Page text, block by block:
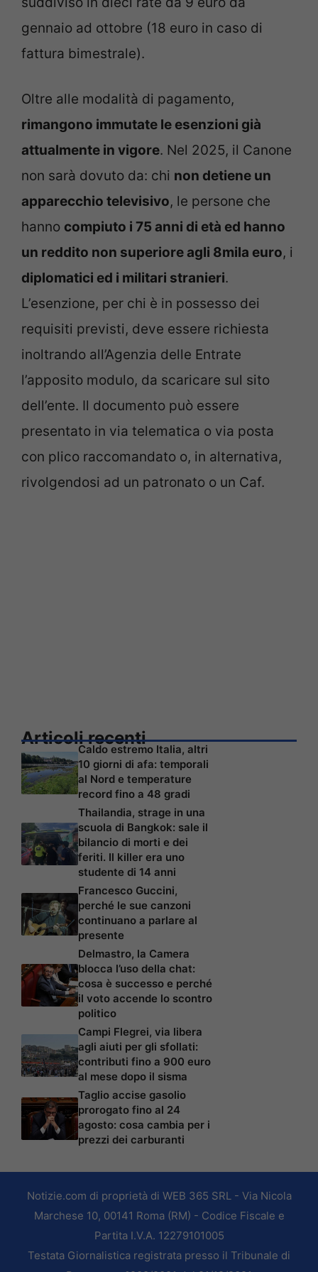
gennaio ad ottobre (18 euro in caso di
fattura bimestrale).
Oltre alle modalità di pagamento,
rimangono immutate le esenzioni già
attualmente in vigore. Nel 2025, il Canone
non sarà dovuto da: chi non detiene un
apparecchio televisivo, le persone che
hanno compiuto i 75 anni di età ed hanno
un reddito non superiore agli 8mila euro, i
diplomatici ed i militari stranieri.
L’esenzione, per chi è in possesso dei
requisiti previsti, deve essere richiesta
inoltrando all’Agenzia delle Entrate
l’apposito modulo, da scaricare sul sito
dell’ente. Il documento può essere
presentato in via telematica o via posta
con plico raccomandato o, in alternativa,
rivolgendosi ad un patronato o un Caf.
Articoli recenti
Caldo estremo Italia, altri
10 giorni di afa: temporali
al Nord e temperature
record fino a 48 gradi
Thailandia, strage in una
scuola di Bangkok: sale il
bilancio di morti e dei
feriti. Il killer era uno
studente di 14 anni
Francesco Guccini,
perché le sue canzoni
continuano a parlare al
presente
Delmastro, la Camera
blocca l’uso della chat:
cosa è successo e perché
il voto accende lo scontro
politico
Campi Flegrei, via libera
agli aiuti per gli sfollati:
contributi fino a 900 euro
al mese dopo il sisma
Taglio accise gasolio
prorogato fino al 24
agosto: cosa cambia per i
prezzi dei carburanti
Notizie.com di proprietà di WEB 365 SRL - Via Nicola
Marchese 10, 00141 Roma (RM) - Codice Fiscale e
Partita I.V.A. 12279101005
Testata Giornalistica registrata presso il Tribunale di